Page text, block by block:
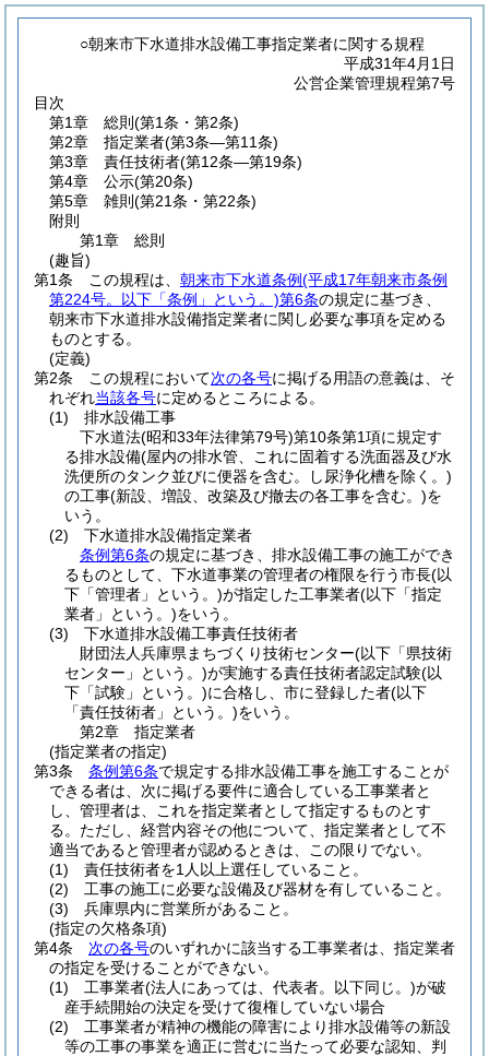
○朝来市下水道排水設備工事指定業者に関する規程
平成31年4月1日
公営企業管理規程第7号
目次
第1章
総則 (第1条・第2条)
第2章
指定業者(第3条―第11条)
第3章
責任技術者(第12条―第19条)
第4章
公示(第20条)
第5章
雑則 (第21条・第22条)
附則
第1章
総則
(趣旨)
第1条
この規程は、 朝来市下水道条例(平成17年朝来市条例
第224号。以下「条例」という。)第6条の規定に基づき、
朝来市下水道排水設備指定業者に関し必要な事項を定める
ものとする。
(定義)
第2条
この規程において次の各号に掲げる用語の意義は、そ
れぞれ当該各号に定めるところによる。
(1)
排水設備工事
下水道法(昭和33年法律第79号)第10条第1項に規定す
る排水設備(屋内の排水管、これに固着する洗面器及び水
洗便所のタンク並びに便器を含む。し尿浄化槽を除く。)
の工事(新設、増設、改築及び撤去の各工事を含む。)を
いう。
(2)
下水道排水設備指定業者
条例第6条の規定に基づき、排水設備工事の施工ができ
るものとして、下水道事業の管理者の権限を行う市長(以
下「管理者」という。)が指定した工事業者(以下「指定
業者」という。)をいう。
(3)
下水道排水設備工事責任技術者
財団法人兵庫県まちづくり技術センター(以下「県技術
センター」という。)が実施する責任技術者認定試験(以
下「試験」という。)に合格し、市に登録した者(以下
「責任技術者」という。)をいう。
第2章
指定業者
(指定業者の指定)
第3条
条例第6条で規定する排水設備工事を施工することが
できる者は、次に掲げる要件に適合している工事業者と
し、管理者は、これを指定業者として指定するものとす
る。 ただし、経営内容その他について、指定業者として不
適当であると管理者が認めるときは、この限りでない。
(1)
責任技術者を1人以上選任していること。
(2)
工事の施工に必要な設備及び器材を有していること。
(3)
兵庫県内に営業所があること。
(指定の欠格条項)
第4条
次の各号のいずれかに該当する工事業者は、指定業者
の指定を受けることができない。
(1)
工事業者(法人にあっては、代表者。以下同じ。)が破
産手続開始の決定を受けて復権していない場合
(2)
工事業者が精神の機能の障害により排水設備等の新設
等の工事の事業を適正に営むに当たって必要な認知、判